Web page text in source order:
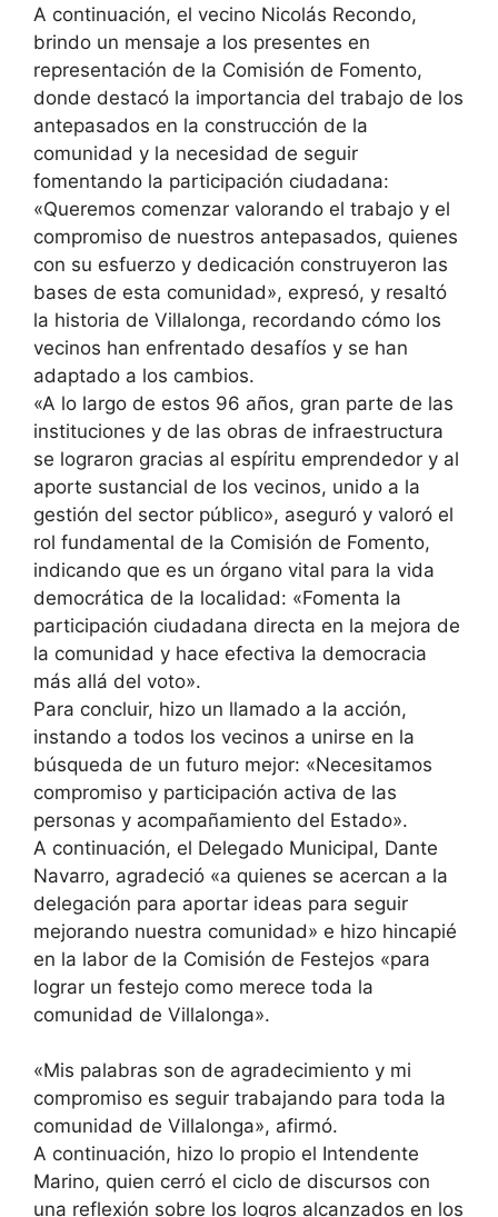
A continuación, el vecino Nicolás Recondo,
brindo un mensaje a los presentes en
representación de la Comisión de Fomento,
donde destacó la importancia del trabajo de los
antepasados en la construcción de la
comunidad y la necesidad de seguir
fomentando la participación ciudadana:
«Queremos comenzar valorando el trabajo y el
compromiso de nuestros antepasados, quienes
con su esfuerzo y dedicación construyeron las
bases de esta comunidad», expresó, y resaltó
la historia de Villalonga, recordando cómo los
vecinos han enfrentado desafíos y se han
adaptado a los cambios.
«A lo largo de estos 96 años, gran parte de las
instituciones y de las obras de infraestructura
se lograron gracias al espíritu emprendedor y al
aporte sustancial de los vecinos, unido a la
gestión del sector público», aseguró y valoró el
rol fundamental de la Comisión de Fomento,
indicando que es un órgano vital para la vida
democrática de la localidad: «Fomenta la
participación ciudadana directa en la mejora de
la comunidad y hace efectiva la democracia
más allá del voto».
Para concluir, hizo un llamado a la acción,
instando a todos los vecinos a unirse en la
búsqueda de un futuro mejor: «Necesitamos
compromiso y participación activa de las
personas y acompañamiento del Estado».
A continuación, el Delegado Municipal, Dante
Navarro, agradeció «a quienes se acercan a la
delegación para aportar ideas para seguir
mejorando nuestra comunidad» e hizo hincapié
en la labor de la Comisión de Festejos «para
lograr un festejo como merece toda la
comunidad de Villalonga».
«Mis palabras son de agradecimiento y mi
compromiso es seguir trabajando para toda la
comunidad de Villalonga», afirmó.
A continuación, hizo lo propio el Intendente
Marino, quien cerró el ciclo de discursos con
una reflexión sobre los logros alcanzados en los